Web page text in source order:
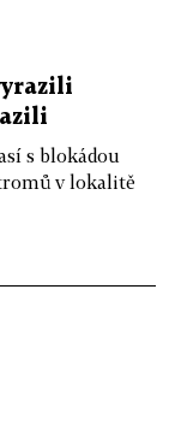
s blokádou
v lokalitě